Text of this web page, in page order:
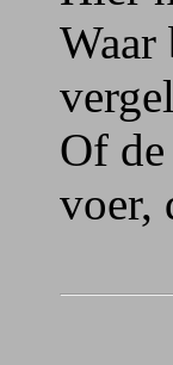
Waar
Of
voer,